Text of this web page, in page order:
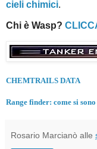
cieli chimici.
Chi è Wasp?
CHEMTRAILS DATA
Range finder: come si
Rosario Marcianò alle